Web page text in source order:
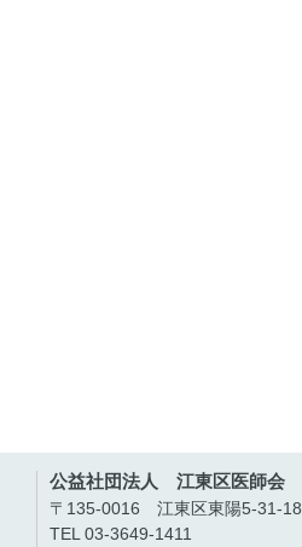
公益社団法人 江東区医師会
〒135-0016 江東区東陽5-31-18
TEL 03-3649-1411